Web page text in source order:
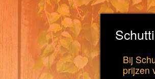
Bij
prijzen